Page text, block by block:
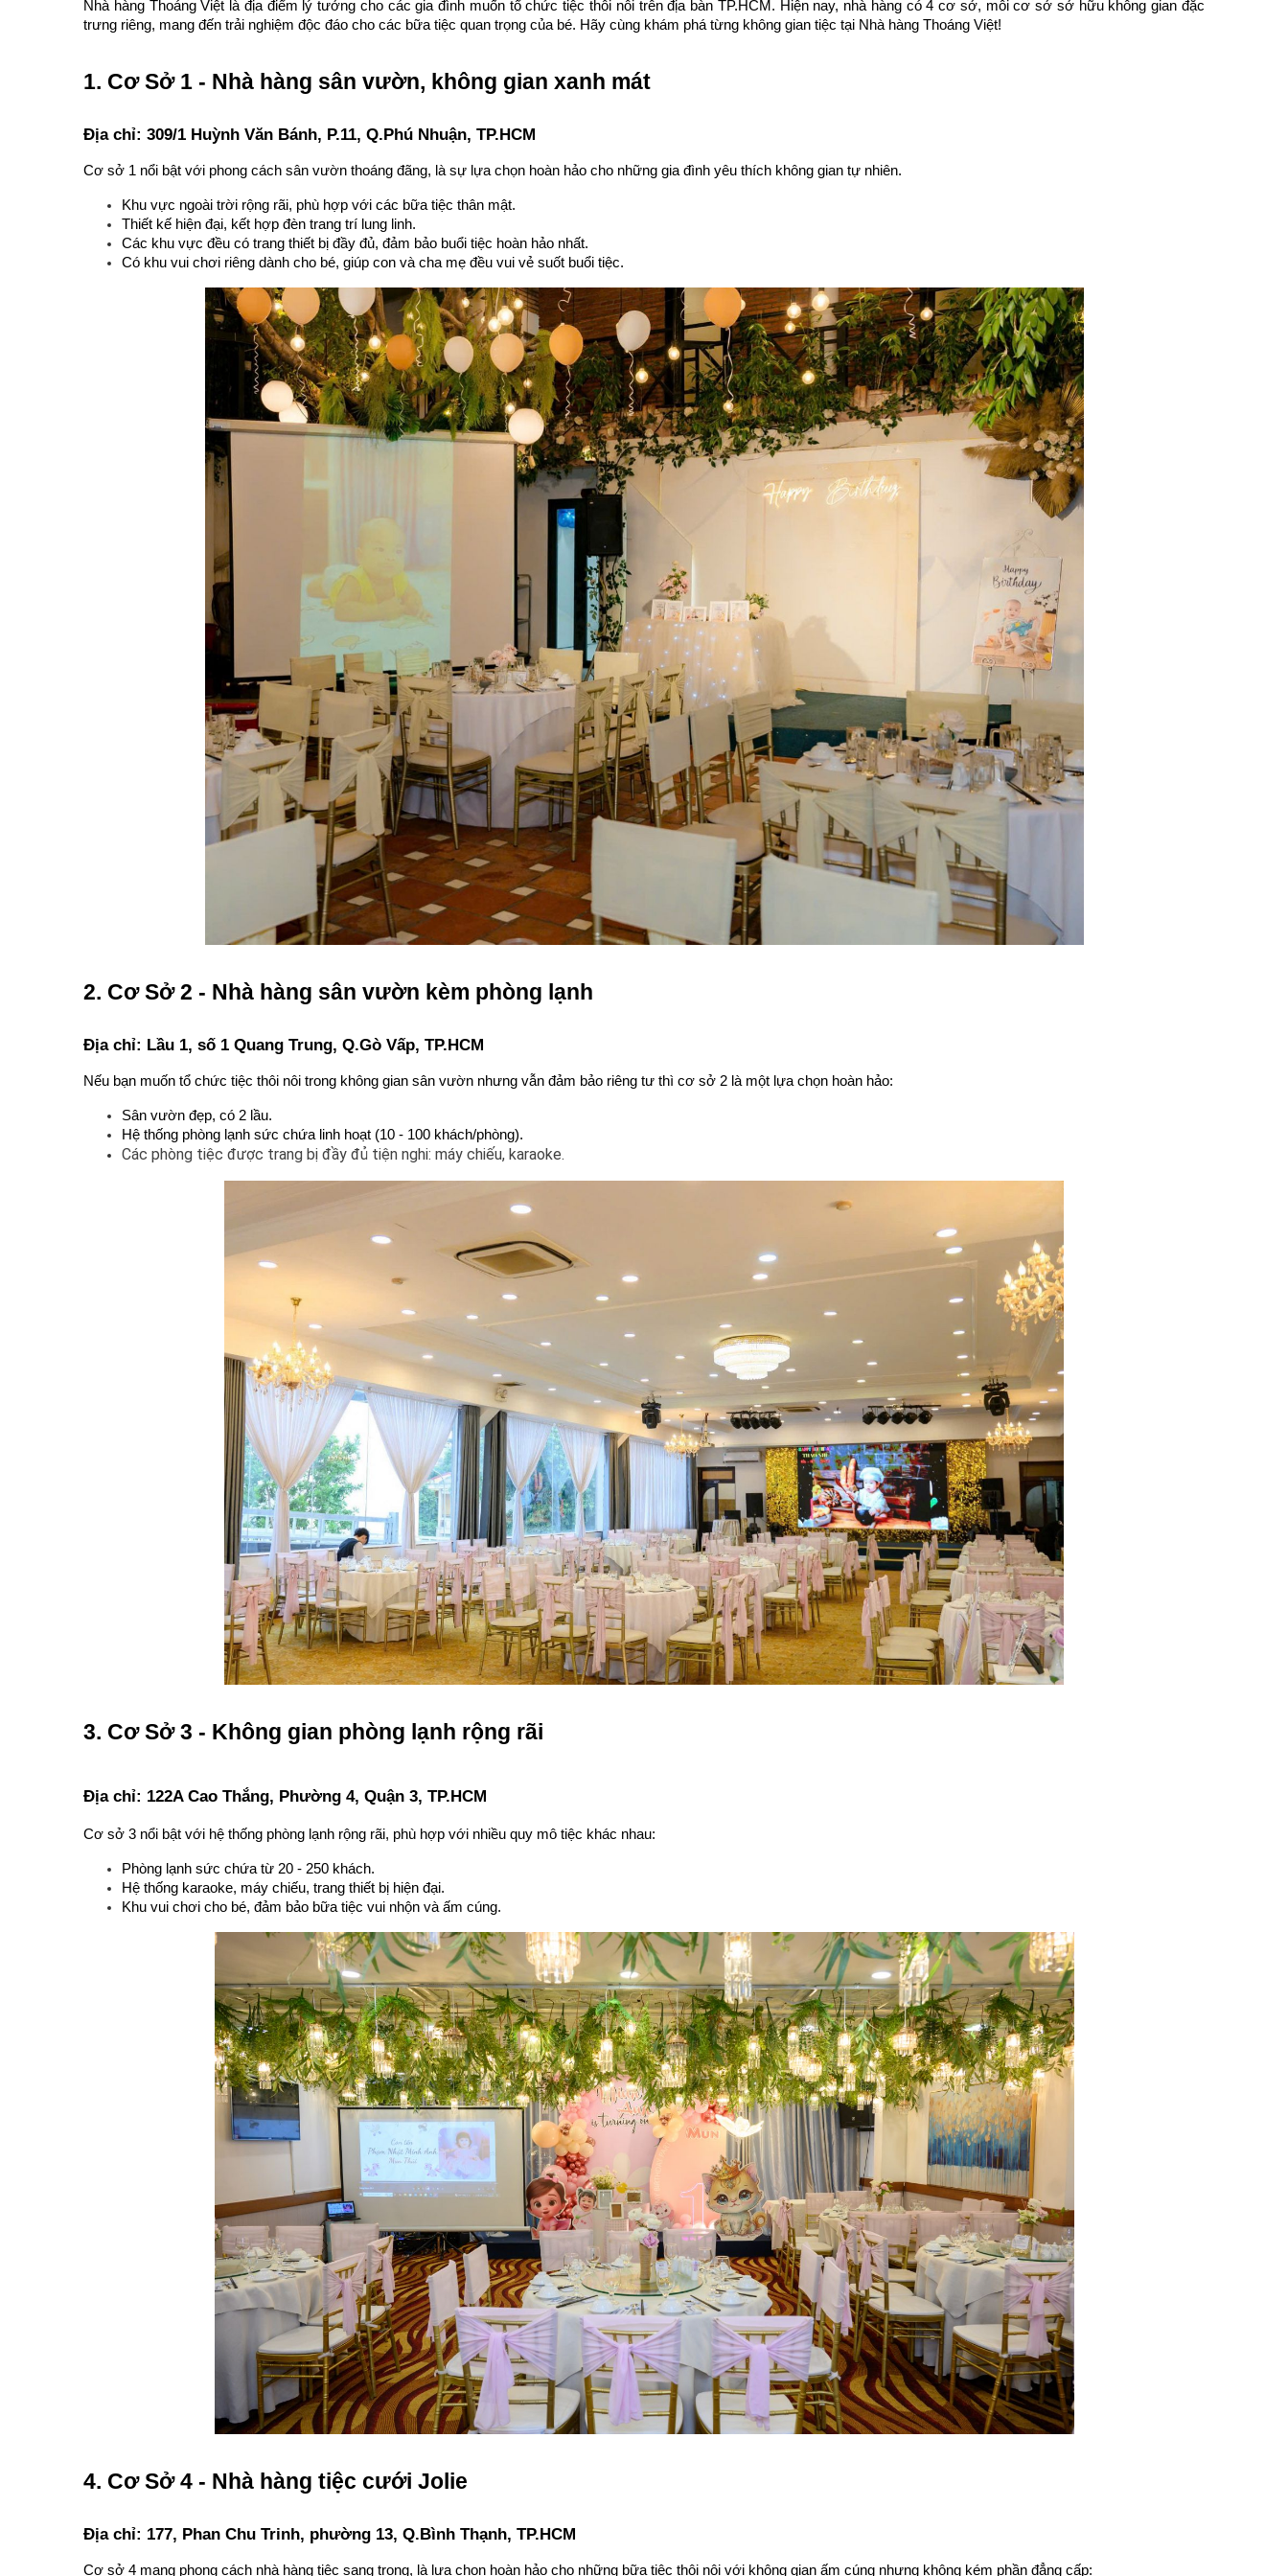
Nhà hàng Thoáng Việt là địa điểm lý tưởng cho các gia đình muốn tổ chức tiệc thôi nôi trên địa bàn TP.HCM. Hiện nay, nhà hàng có 4 cơ sở, mỗi cơ sở sở hữu không gian đặc
trưng riêng, mang đến trải nghiệm độc đáo cho các bữa tiệc quan trọng của bé. Hãy cùng khám phá từng không gian tiệc tại Nhà hàng Thoáng Việt!
1. Cơ Sở 1 - Nhà hàng sân vườn, không gian xanh mát
Địa chỉ: 309/1 Huỳnh Văn Bánh, P.11, Q.Phú Nhuận, TP.HCM
Cơ sở 1 nổi bật với phong cách sân vườn thoáng đãng, là sự lựa chọn hoàn hảo cho những gia đình yêu thích không gian tự nhiên.
Khu vực ngoài trời rộng rãi, phù hợp với các bữa tiệc thân mật.
Thiết kế hiện đại, kết hợp đèn trang trí lung linh.
Các khu vực đều có trang thiết bị đầy đủ, đảm bảo buổi tiệc hoàn hảo nhất.
Có khu vui chơi riêng dành cho bé, giúp con và cha mẹ đều vui vẻ suốt buổi tiệc.
2. Cơ Sở 2 - Nhà hàng sân vườn kèm phòng lạnh
Địa chỉ: Lầu 1, số 1 Quang Trung, Q.Gò Vấp, TP.HCM
Nếu bạn muốn tổ chức tiệc thôi nôi trong không gian sân vườn nhưng vẫn đảm bảo riêng tư thì cơ sở 2 là một lựa chọn hoàn hảo:
Sân vườn đẹp, có 2 lầu.
Hệ thống phòng lạnh sức chứa linh hoạt (10 - 100 khách/phòng).
Các phòng tiệc được trang bị đầy đủ tiện nghi: máy chiếu, karaoke.
3. Cơ Sở 3 - Không gian phòng lạnh rộng rãi
Địa chỉ: 122A Cao Thắng, Phường 4, Quận 3, TP.HCM
Cơ sở 3 nổi bật với hệ thống phòng lạnh rộng rãi, phù hợp với nhiều quy mô tiệc khác nhau:
Phòng lạnh sức chứa từ 20 - 250 khách.
Hệ thống karaoke, máy chiếu, trang thiết bị hiện đại.
Khu vui chơi cho bé, đảm bảo bữa tiệc vui nhộn và ấm cúng.
4. Cơ Sở 4 - Nhà hàng tiệc cưới Jolie
Địa chỉ: 177, Phan Chu Trinh, phường 13, Q.Bình Thạnh, TP.HCM
Cơ sở 4 mang phong cách nhà hàng tiệc sang trọng, là lựa chọn hoàn hảo cho những bữa tiệc thôi nôi với không gian ấm cúng nhưng không kém phần đẳng cấp: